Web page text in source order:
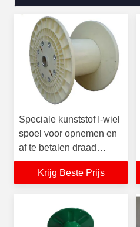
Speciale kunststof I-wiel
spoel voor opnemen en
af te betalen draad
tekenen en wikkelen
machineKrijg Beste Prijs